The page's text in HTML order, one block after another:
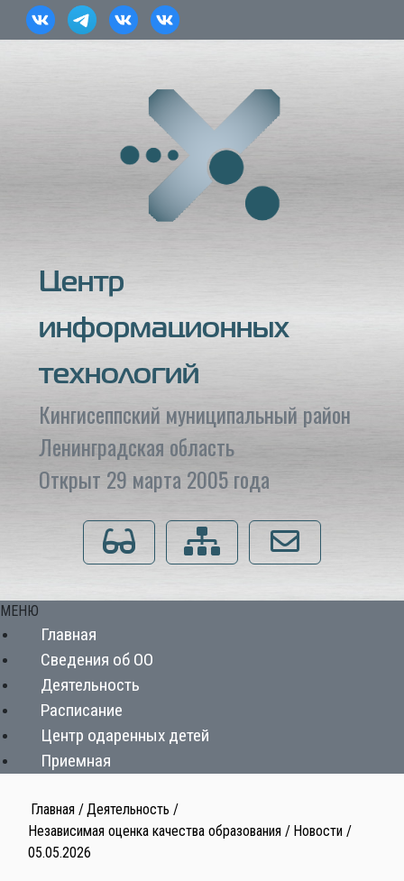
Центр
информационных
технологий
Кингисеппский муниципальный район
Ленинградская область
Открыт 29 марта 2005 года
Для слабовидящихКарта сайта Напишите нам
МЕНЮ
Главная
Сведения об ОО
Деятельность
Расписание
Центр одаренных детей
Приемная
Главная
Деятельность
Независимая оценка качества образования
Новости
05.05.2026